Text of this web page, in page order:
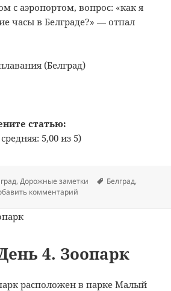
с аэропортом, вопрос: «как я
часы в Белграде?» — отпал
День 5. Музей воздухоплавания
статью:
5,00 из 5)
,Дорожные заметки Метки
Белград,
комментарий
4. Зоопарк
расположен в парке Малый